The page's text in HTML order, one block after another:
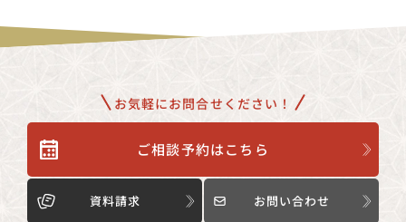
お気軽にお問合せください！
ご相談予約はこちら
資料請求 お問い合わせ